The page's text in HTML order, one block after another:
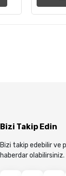
Bizi Takip Edin
Bizi takip edebilir ve
haberdar olabilirsiniz.